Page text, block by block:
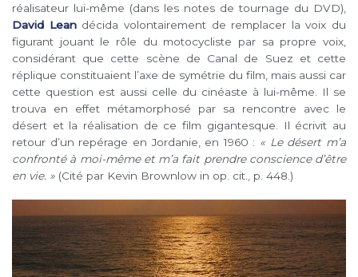
réalisateur lui-même (dans les notes de tournage du DVD),
David Leandécida volontairement de remplacer la voix du
figurant jouant le rôle du motocycliste par sa propre voix,
considérant que cette scène de Canal de Suez et cette
réplique constituaient l’axe de symétrie du film, mais aussi car
cette question est aussi celle du cinéaste à lui-même. Il se
trouva en effet métamorphosé par sa rencontre avec le
désert et la réalisation de ce film gigantesque. Il écrivit au
retour d’un repérage en Jordanie, en 1960 : « Le désert m’a
confronté à moi-même et m’a fait prendre conscience d’être
en vie. » (Cité par Kevin Brownlow in op. cit., p. 448.)